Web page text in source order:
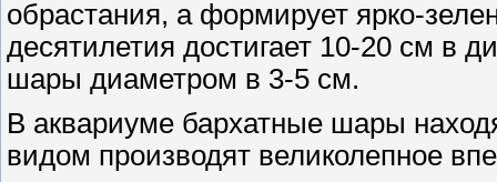
обрастания, а формирует ярко-
десятилетия достигает 10-20 см в
шары диаметром в 3-5 см.
В аквариуме бархатные шары
видом производят великолепное